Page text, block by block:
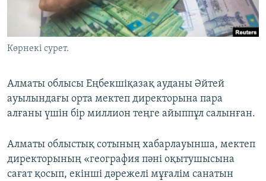
ЖАЗЫЛЫҢЫЗ
Көрнекі сурет.
Алматы облысы Еңбекшіқазақ ауданы Әйтей
ауылындағы орта мектеп директорына пара
алғаны үшін бір миллион теңге айыппұл салынған.
Алматы облыстық сотының хабарлауынша, мектеп
директорының «география пәні оқытушысына
сағат қосып, екінші дәрежелі мұғалім санатын